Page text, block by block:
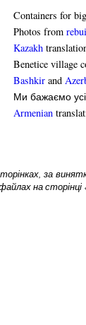
Containers for
Photos from
Kazakh
Benetice village
Bashkir and
Ми бажаємо
Armenian
за
на